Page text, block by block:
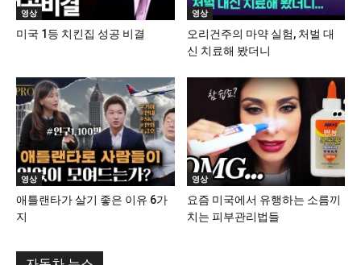
영상
미국 1등 치킨집 성공 비결
영상
오리건주의 마약 실험, 처벌 대
신 치료해 봤더니
영상
애틀랜타가 살기 좋은 이유 6가
지
영상
요즘 미국에서 유행하는 소름끼
치는 피부관리법들